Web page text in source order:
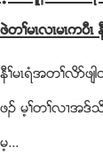
ဖဲတႈမၚလၚမၚကပီၚ
နီႈမၚရံအတႈလိဏ
ဖဥ မ့ႈတႈလ႕အဒ္သိ
မ့...